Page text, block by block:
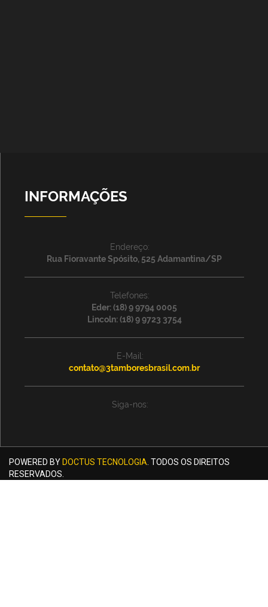
INFORMAÇÕES
Endereço:
Rua Fioravante Spósito, 525 Adamantina/SP
Telefones:
Eder: (18) 9 9794 0005
Lincoln: (18) 9 9723 3754
E-Mail:
contato@3tamboresbrasil.com.br
Siga-nos:
POWERED BY DOCTUS TECNOLOGIA . TODOS OS DIREITOS
RESERVADOS.